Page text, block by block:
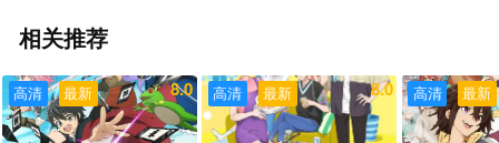
相关推荐
最新
高清 8.0 最新
高清 8.0 最新
高清